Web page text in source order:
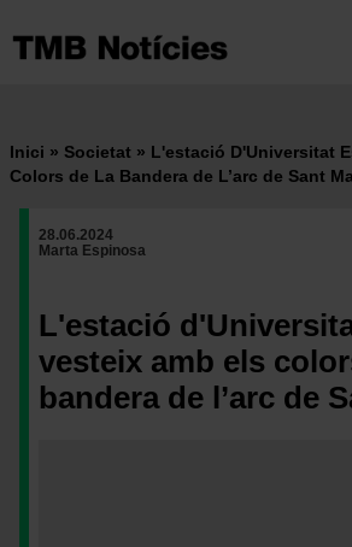
contingut
Fil
d'ariadna
Inici Societat
L'estació D'Universitat
Colors de La Bandera de L’arc de Sant
28.06.2024
Marta Espinosa
L'estació
vesteix amb els
bandera de l’arc de